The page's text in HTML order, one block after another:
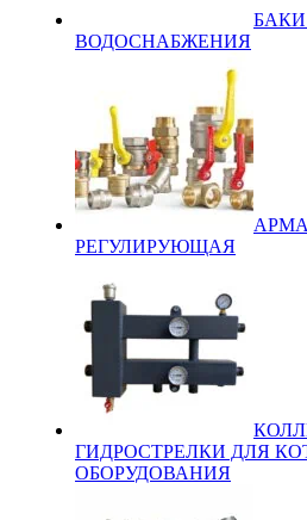
ВОДОСНАБЖЕНИЯ
РЕГУЛИРУЮЩАЯ
ГИДРОСТРЕЛКИ ДЛЯ
ОБОРУДОВАНИЯ